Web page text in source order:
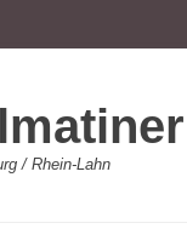
/ Rhein-Lahn